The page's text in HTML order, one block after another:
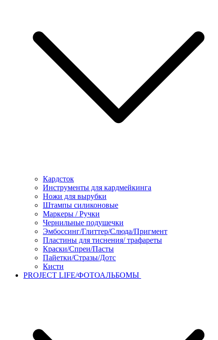
Кардсток
Инструменты для кардмейкинга
Ножи для вырубки
Штампы силиконовые
Маркеры / Ручки
Чернильные подушечки
Эмбоссинг/Глиттер/Слюда/Пригмент
Пластины для тиснения/ трафареты
Краски/Спреи/Пасты
Пайетки/Стразы/Дотс
Кисти
PROJECT LIFE/ФОТОАЛЬБОМЫ